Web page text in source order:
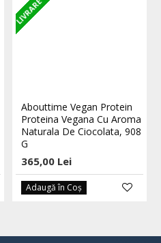
Abouttime Vegan Protein
Proteina Vegana Cu Aroma
Naturala De Ciocolata, 908
G
365,00 Lei
Adaugă în Coş